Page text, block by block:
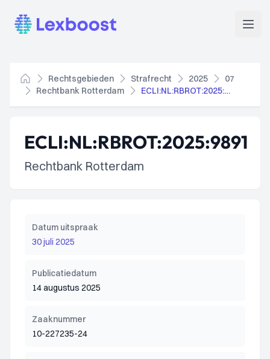
Lexboost
Home
Rechtsgebieden Strafrecht 2025
07
Rechtbank Rotterdam
ECLI:NL:RBROT:2025:9891
ECLI:NL:RBROT:2025:9891
Rechtbank Rotterdam
Datum uitspraak
30 juli 2025
Publicatiedatum
14 augustus 2025
Zaaknummer
10-227235-24